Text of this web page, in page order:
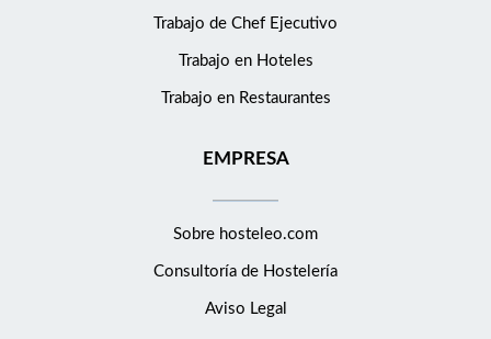
Trabajo de Chef Ejecutivo
Trabajo en Hoteles
Trabajo en Restaurantes
EMPRESA
Sobre hosteleo.com
Consultoría de Hostelería
Aviso Legal